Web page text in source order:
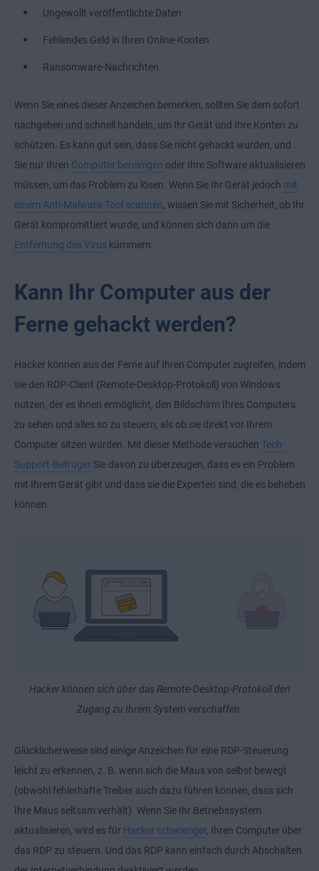
Ungewollt veröffentlichte Daten
Fehlendes Geld in Ihren Online-Konten
Ransomware-Nachrichten
Wenn Sie eines dieser Anzeichen bemerken, sollten Sie dem sofort
nachgehen und schnell handeln, um Ihr Gerät und Ihre Konten zu
schützen. Es kann gut sein, dass Sie nicht gehackt wurden, und
Sie nur Ihren Computer bereinigen oder Ihre Software aktualisieren
müssen, um das Problem zu lösen. Wenn Sie Ihr Gerät jedoch mit
einem Anti-Malware-Tool scannen, wissen Sie mit Sicherheit, ob Ihr
Gerät kompromittiert wurde, und können sich dann um die
Entfernung des Virus kümmern.
Kann Ihr Computer aus der
Ferne gehackt werden?
Hacker können aus der Ferne auf Ihren Computer zugreifen, indem
sie den RDP-Client (Remote-Desktop-Protokoll) von Windows
nutzen, der es ihnen ermöglicht, den Bildschirm Ihres Computers
zu sehen und alles so zu steuern, als ob sie direkt vor Ihrem
Computer sitzen würden. Mit dieser Methode versuchen Tech-
Support-Betrüger Sie davon zu überzeugen, dass es ein Problem
mit Ihrem Gerät gibt und dass sie die Experten sind, die es beheben
können.
Hacker können sich über das Remote-Desktop-Protokoll den
Zugang zu Ihrem System verschaffen.
Glücklicherweise sind einige Anzeichen für eine RDP-Steuerung
leicht zu erkennen, z. B. wenn sich die Maus von selbst bewegt
(obwohl fehlerhafte Treiber auch dazu führen können, dass sich
Ihre Maus seltsam verhält). Wenn Sie Ihr Betriebssystem
aktualisieren, wird es für Hacker schwieriger, Ihren Computer über
das RDP zu steuern. Und das RDP kann einfach durch Abschalten